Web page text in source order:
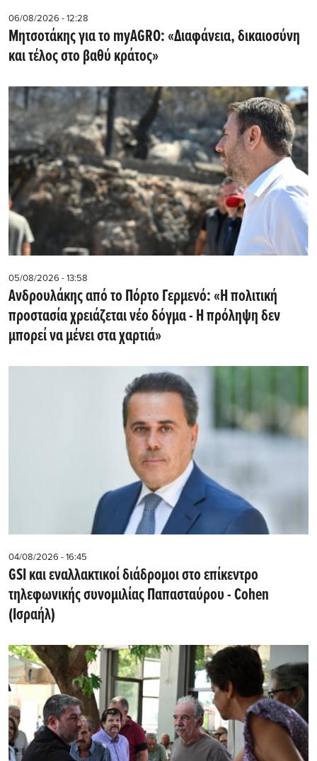
06/08/2026 - 12:28
Μητσοτάκης για το myAGRO: «Διαφάνεια, δικαιοσύνη
και τέλος στο βαθύ κράτος»
05/08/2026 - 13:58
Ανδρουλάκης από το Πόρτο Γερμενό: «Η πολιτική
προστασία χρειάζεται νέο δόγμα - Η πρόληψη δεν
μπορεί να μένει στα χαρτιά»
04/08/2026 - 16:45
GSI και εναλλακτικοί διάδρομοι στο επίκεντρο
τηλεφωνικής συνομιλίας Παπασταύρου - Cohen
(Ισραήλ)